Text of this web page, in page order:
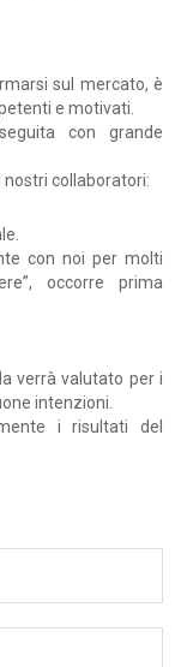
sul mercato, è
e motivati.
con grande
collaboratori:
con noi per molti
occorre prima
verrà valutato per i
intenzioni.
i risultati del